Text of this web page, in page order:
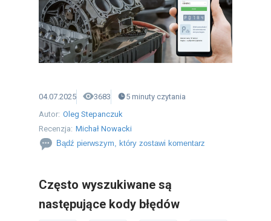
04.07.2025 3683 5 minuty czytania
Autor: Oleg Stepanczuk
Recenzja: Michał Nowacki
Bądź pierwszym, który zostawi komentarz
Często wyszukiwane są
następujące kody błędów